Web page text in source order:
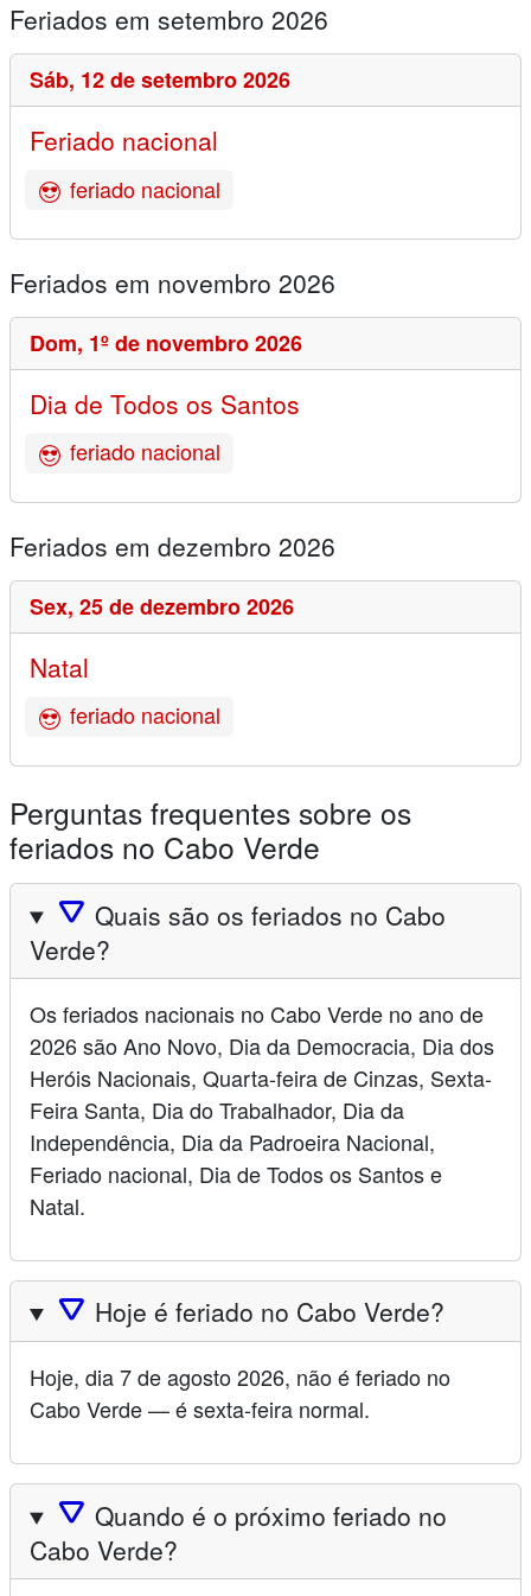
Feriados em setembro 2026
Sáb, 12 de setembro 2026
Feriado nacional
feriado nacional
Feriados em novembro 2026
Dom, 1º de novembro 2026
Dia de Todos os Santos
feriado nacional
Feriados em dezembro 2026
Sex, 25 de dezembro 2026
Natal
feriado nacional
Perguntas frequentes sobre os
feriados no Cabo Verde
🛆 Quais são os feriados no Cabo
Verde?
Os feriados nacionais no Cabo Verde no ano de
2026 são Ano Novo, Dia da Democracia, Dia dos
Heróis Nacionais, Quarta-feira de Cinzas, Sexta-
Feira Santa, Dia do Trabalhador, Dia da
Independência, Dia da Padroeira Nacional,
Feriado nacional, Dia de Todos os Santos e
Natal.
🛆 Hoje é feriado no Cabo Verde?
Hoje, dia 7 de agosto 2026, não é feriado no
Cabo Verde — é sexta-feira normal.
🛆 Quando é o próximo feriado no
Cabo Verde?